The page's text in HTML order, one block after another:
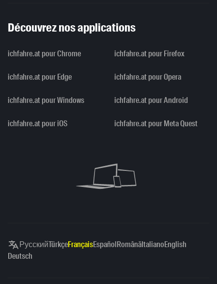
Découvrez nos applications
ichfahre.at pour Chrome ichfahre.at pour Firefox
ichfahre.at pour Edge ichfahre.at pour Opera
ichfahre.at pour Windows ichfahre.at pour Android
ichfahre.at pour iOS ichfahre.at pour Meta Quest
РусскийTürkçeFrançaisEspañolRomânăItalianoEnglish
Deutsch